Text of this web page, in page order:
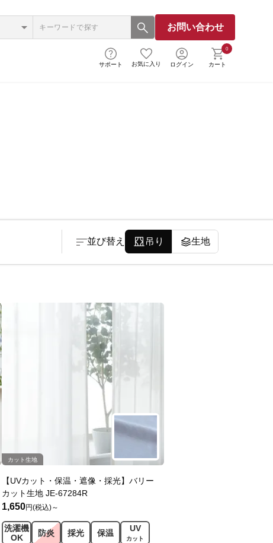
お問い合わせ
サポート お気に入り ログイン
0
カート
並び替え 吊り 生地
カット生地
【UVカット・保温・遮像・採光】バリー
カット生地 JE-67284R
1,650円(税込)～
洗濯機
OK
防炎 採光 保温 UV
カット